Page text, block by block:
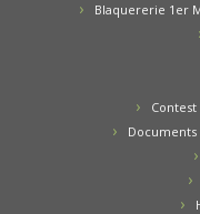
Blaquererie 1er
Contest
Documents